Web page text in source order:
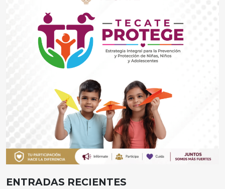
ENTRADAS RECIENTES